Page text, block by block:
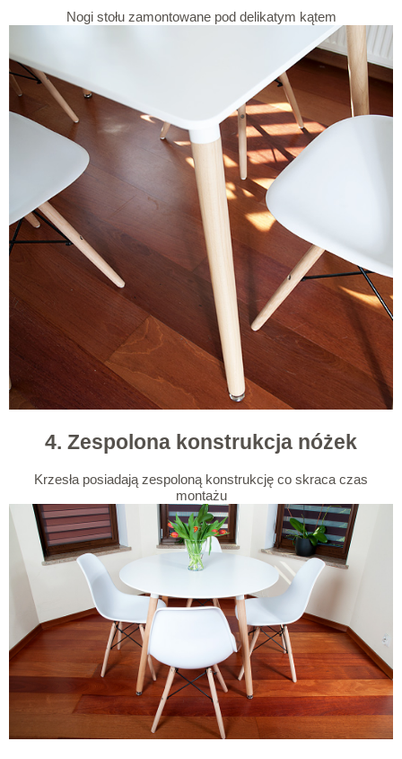
Nogi stołu zamontowane pod delikatym kątem
4. Zespolona konstrukcja nóżek
Krzesła posiadają zespoloną konstrukcję co skraca czas
montażu